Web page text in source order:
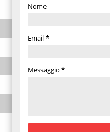
Nome
Email*
Messaggio *